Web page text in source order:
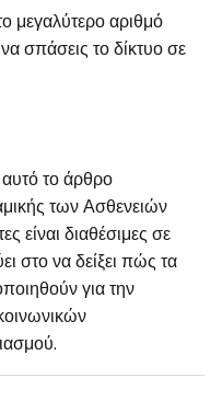
μεγαλύτερο αριθμό
σπάσεις το δίκτυο σε
αυτό το άρθρο
των Ασθενειών
είναι διαθέσιμες σε
στο να δείξει πώς τα
για την